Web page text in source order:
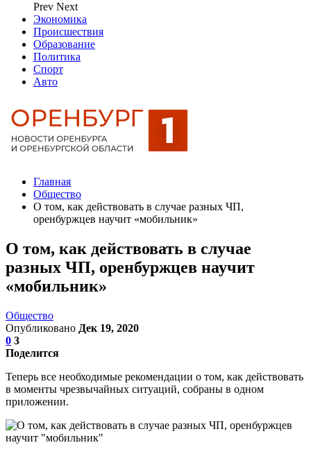
Prev Next
Экономика
Происшествия
Образование
Политика
Спорт
Авто
Главная
Общество
О том, как действовать в случае разных ЧП,
оренбуржцев научит «мобильник»
О том, как действовать в случае
разных ЧП, оренбуржцев научит
«мобильник»
Общество
Опубликовано Дек 19, 2020
0 3
Поделится
Теперь все необходимые рекомендации о том, как действовать
в моменты чрезвычайных ситуаций, собраны в одном
приложении.